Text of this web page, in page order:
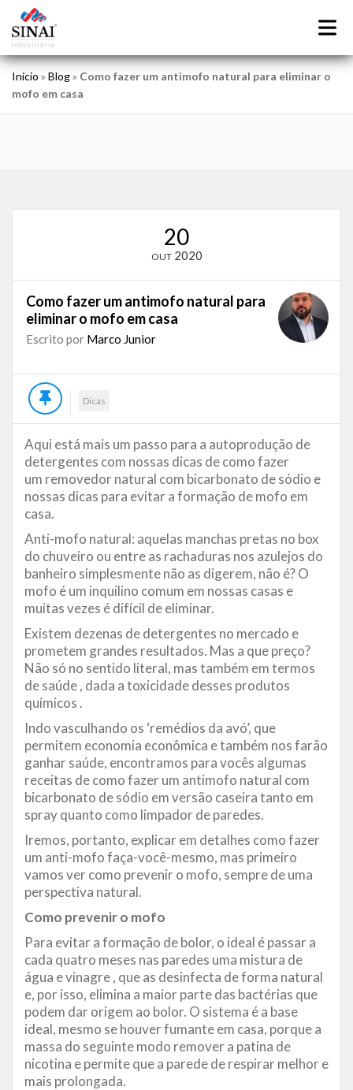
Início » Blog» Como fazer um antimofo natural para eliminar o
mofo em casa
20
OUT 2020
Como fazer um antimofo natural para
eliminar o mofo em casa
Escrito por Marco Junior
Dicas
Aqui está mais um passo para a autoprodução de
detergentes com nossas dicas de como fazer
um removedor natural com bicarbonato de sódio e
nossas dicas para evitar a formação de mofo em
casa.
Anti-mofo natural: aquelas manchas pretas no box
do chuveiro ou entre as rachaduras nos azulejos do
banheiro simplesmente não as digerem, não é? O
mofo é um inquilino comum em nossas casas e
muitas vezes é difícil de eliminar.
Existem dezenas de detergentes no mercado e
prometem grandes resultados. Mas a que preço?
Não só no sentido literal, mas também em termos
de saúde , dada a toxicidade desses produtos
químicos .
Indo vasculhando os ‘remédios da avó’, que
permitem economia econômica e também nos farão
ganhar saúde, encontramos para vocês algumas
receitas de como fazer um antimofo natural com
bicarbonato de sódio em versão caseira tanto em
spray quanto como limpador de paredes.
Iremos, portanto, explicar em detalhes como fazer
um anti-mofo faça-você-mesmo, mas primeiro
vamos ver como prevenir o mofo, sempre de uma
perspectiva natural.
Como prevenir o mofo
Para evitar a formação de bolor, o ideal é passar a
cada quatro meses nas paredes uma mistura de
água e vinagre , que as desinfecta de forma natural
e, por isso, elimina a maior parte das bactérias que
podem dar origem ao bolor. O sistema é a base
ideal, mesmo se houver fumante em casa, porque a
massa do seguinte modo remover a patina de
nicotina e permite que a parede de respirar melhor e
mais prolongada.